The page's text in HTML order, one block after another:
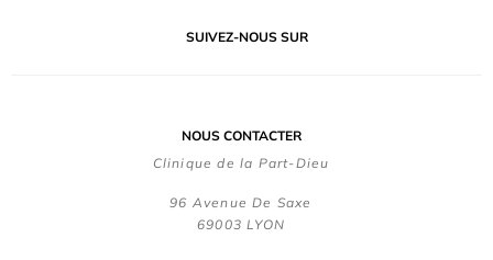
SUIVEZ-NOUS SUR
NOUS CONTACTER
Clinique de la Part-Dieu
96 Avenue De Saxe
69003 LYON